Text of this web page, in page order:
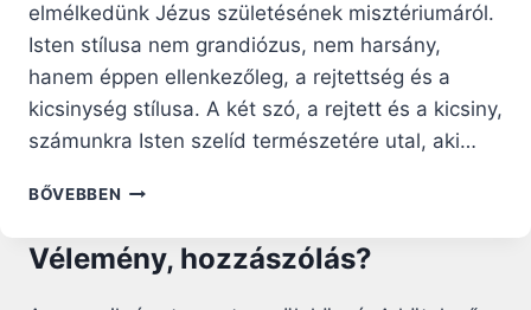
elmélkedünk Jézus születésének misztériumáról.
Isten stílusa nem grandiózus, nem harsány,
hanem éppen ellenkezőleg, a rejtettség és a
kicsinység stílusa. A két szó, a rejtett és a kicsiny,
számunkra Isten szelíd természetére utal, aki…
BŐVEBBEN
NÖVEKSZIK
Vélemény, hozzászólás?